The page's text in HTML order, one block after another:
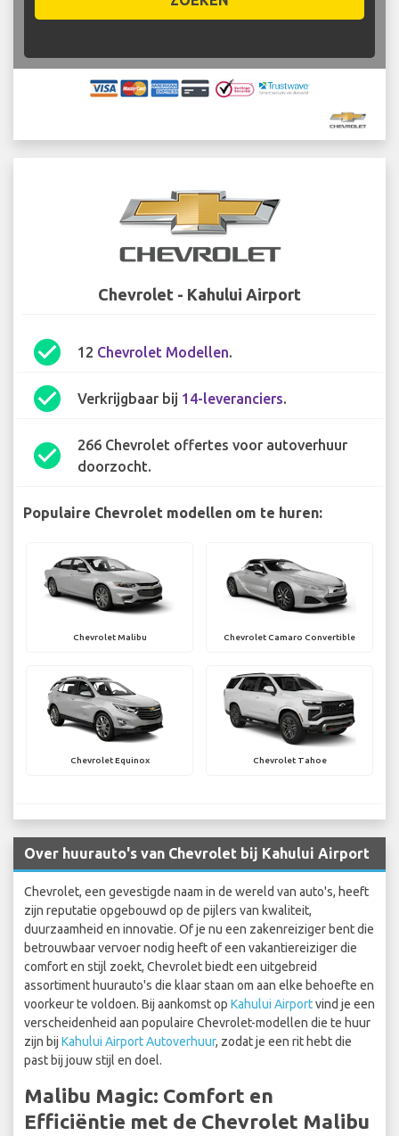
Chevrolet - Kahului Airport
check_circle 12 Chevrolet Modellen.
check_circle Verkrijgbaar bij 14-leveranciers.
check_circle
266 Chevrolet offertes voor autoverhuur
doorzocht.
Populaire Chevrolet modellen om te huren:
Chevrolet Malibu Chevrolet Camaro Convertible
Chevrolet Equinox Chevrolet Tahoe
Over huurauto's van Chevrolet bij Kahului Airport
Chevrolet, een gevestigde naam in de wereld van auto's, heeft
zijn reputatie opgebouwd op de pijlers van kwaliteit,
duurzaamheid en innovatie. Of je nu een zakenreiziger bent die
betrouwbaar vervoer nodig heeft of een vakantiereiziger die
comfort en stijl zoekt, Chevrolet biedt een uitgebreid
assortiment huurauto's die klaar staan om aan elke behoefte en
voorkeur te voldoen. Bij aankomst op Kahului Airportvind je een
verscheidenheid aan populaire Chevrolet-modellen die te huur
zijn bij Kahului Airport Autoverhuur, zodat je een rit hebt die
past bij jouw stijl en doel.
Malibu Magic: Comfort en
Efficiëntie met de Chevrolet Malibu